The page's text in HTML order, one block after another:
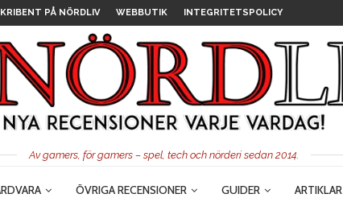
PÅ NÖRDLIV WEBBUTIK INTEGRITETSPOLICY
Av gamers, för gamers – spel, tech och nörderi sedan 2014.
ÖVRIGA RECENSIONER GUIDER ARTIKLAR